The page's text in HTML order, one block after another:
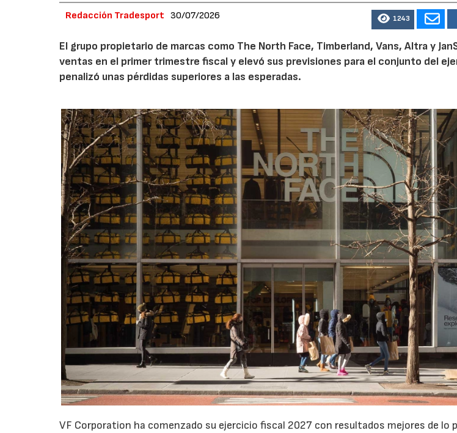
Redacción Tradesport 30/07/2026 1243
El grupo propietario de marcas como The North Face, Timberland, Vans, Altra y
ventas en el primer trimestre fiscal y elevó sus previsiones para el conjunto del
penalizó unas pérdidas superiores a las esperadas.
VF Corporation ha comenzado su ejercicio fiscal 2027 con resultados mejores de lo